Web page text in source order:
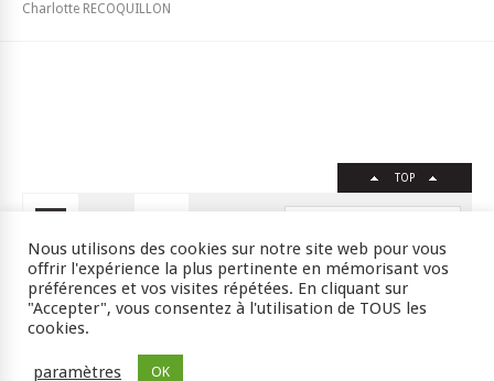
Charlotte RECOQUILLON
TOP
Crédits RSS Plan du site
ISSN : 2105-0392 l © 2009 JSSJ
Nous utilisons des cookies sur notre site web pour vous
offrir l'expérience la plus pertinente en mémorisant vos
préférences et vos visites répétées. En cliquant sur
"Accepter", vous consentez à l'utilisation de TOUS les
cookies.
paramètres OK